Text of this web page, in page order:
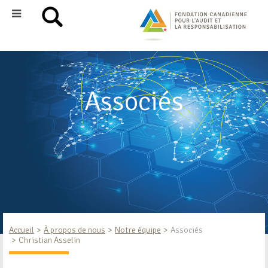
Associés
Accueil À propos de nous Notre équipe
Associés
Christian Asselin